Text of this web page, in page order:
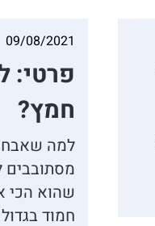
09/08/2021
פרטי:
חמץ?
למה
מסתובבים
שהוא הכי
חמוד